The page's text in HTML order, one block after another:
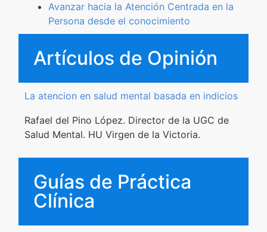
Avanzar hacia la Atención Centrada en la
Persona desde el conocimiento
Artículos de Opinión
La atencion en salud mental basada en indicios
Rafael del Pino López. Director de la UGC de
Salud Mental. HU Virgen de la Victoria.
Guías de Práctica
Clínica